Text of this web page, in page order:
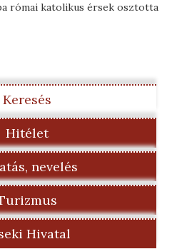
római katolikus érsek osztotta
Keresés
Hitélet
nevelés
Hivatal